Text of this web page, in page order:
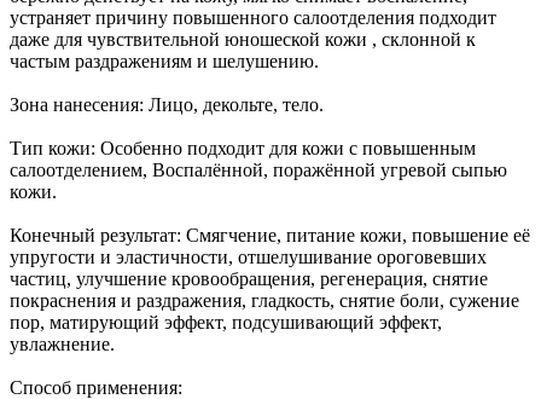
устраняет причину повышенного салоотделения подходит
даже для чувствительной юношеской кожи , склонной к
частым раздражениям и шелушению.
Зона нанесения: Лицо, декольте, тело.
Тип кожи: Особенно подходит для кожи с повышенным
салоотделением, Воспалённой, поражённой угревой сыпью
кожи.
Конечный результат: Смягчение, питание кожи, повышение её
упругости и эластичности, отшелушивание ороговевших
частиц, улучшение кровообращения, регенерация, снятие
покраснения и раздражения, гладкость, снятие боли, сужение
пор, матирующий эффект, подсушивающий эффект,
увлажнение.
Способ применения: